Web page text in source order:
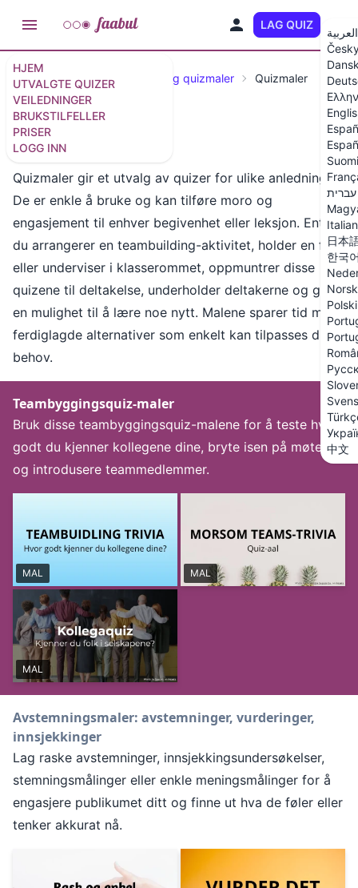
HJEM
UTVALGTE QUIZER
VEILEDNINGER
BRUKSTILFELLER
PRISER
LOGG INN
LAG QUIZ
العربية
Suomi
עברית
日本
한국
Norsk
Polski
中文
Utvalgte spørrekonkurranser og quizmaler Quizmaler
Quizmaler
Quizmaler gir et utvalg av quizer for ulike anledninger.
De er enkle å bruke og kan tilføre moro og
engasjement til enhver begivenhet eller leksjon. Enten
du arrangerer en teambuilding-aktivitet, holder en fest
eller underviser i klasserommet, oppmuntrer disse
quizene til deltakelse, underholder deltakerne og gir
en mulighet til å lære noe nytt. Malene sparer tid med
ferdiglagde alternativer som enkelt kan tilpasses dine
behov.
Teambyggingsquiz-maler
Bruk disse teambyggingsquiz-malene for å teste hvor
godt du kjenner kollegene dine, bryte isen på møter,
og introdusere teammedlemmer.
MAL MAL
MAL
Avstemningsmaler: avstemninger, vurderinger,
innsjekkinger
Lag raske avstemninger, innsjekkingsundersøkelser,
stemningsmålinger eller enkle meningsmålinger for å
engasjere publikumet ditt og finne ut hva de føler eller
tenker akkurat nå.